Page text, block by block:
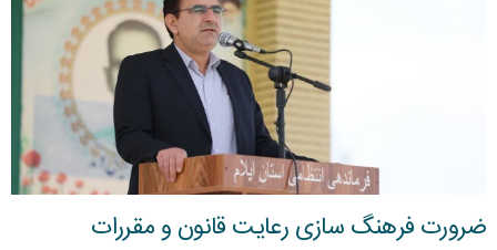
ضرورت فرهنگ سازی رعایت قانون و مقررات